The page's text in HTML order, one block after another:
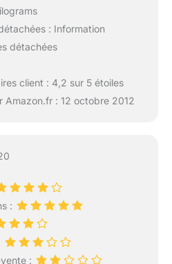
: Information
détachées
client : 4,2 sur 5 étoiles
Amazon.fr : 12 octobre 2012
:
: